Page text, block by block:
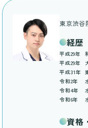
東京渋谷
経歴
平成29年
平成29年
平成31年
令和2年
令和4年
令和6年
資格